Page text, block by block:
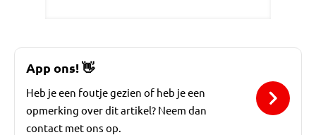
App ons!👋
Heb je een foutje gezien of heb je een
opmerking over dit artikel? Neem dan
contact met ons op.